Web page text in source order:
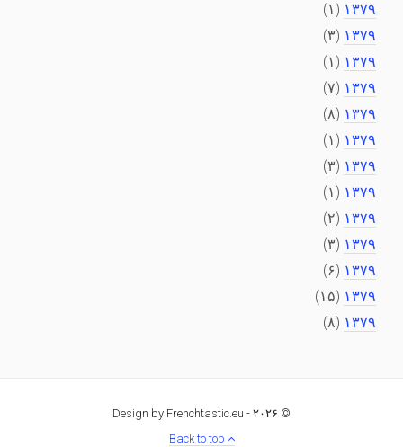
۱۳۷۹ (۱)
۱۳۷۹ (۳)
۱۳۷۹ (۱)
۱۳۷۹ (۷)
۱۳۷۹ (۸)
۱۳۷۹ (۱)
۱۳۷۹ (۳)
۱۳۷۹ (۱)
۱۳۷۹ (۲)
۱۳۷۹ (۳)
۱۳۷۹ (۶)
۱۳۷۹ (۱۵)
۱۳۷۹ (۸)
© ۲۰۲۶ -
Design by Frenchtastic.eu